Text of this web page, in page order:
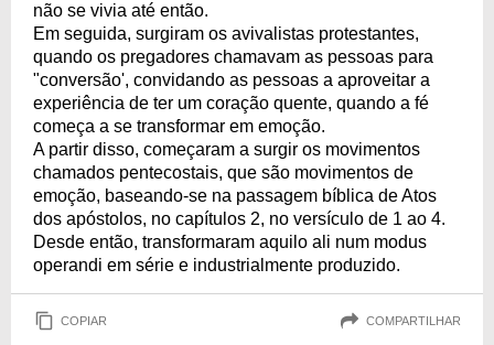
não se vivia até então.
Em seguida, surgiram os avivalistas protestantes,
quando os pregadores chamavam as pessoas para
"conversão', convidando as pessoas a aproveitar a
experiência de ter um coração quente, quando a fé
começa a se transformar em emoção.
A partir disso, começaram a surgir os movimentos
chamados pentecostais, que são movimentos de
emoção, baseando-se na passagem bíblica de Atos
dos apóstolos, no capítulos 2, no versículo de 1 ao 4.
Desde então, transformaram aquilo ali num modus
operandi em série e industrialmente produzido.
COPIAR COMPARTILHAR